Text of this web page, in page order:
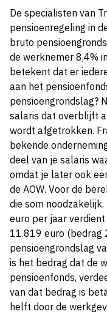
De specialisten van
pensioenregeling in
bruto
de werknemer 8,4%
betekent dat er
aan het
pensioengrondslag?
salaris dat overblijft
wordt afgetrokken.
bekende
deel van je salaris
omdat je later ook
de AOW. Voor de
die som
euro per jaar
11.819 euro (bedrag
pensioengrondslag
is het bedrag dat de
pensioenfonds,
van dat bedrag is
helft door de